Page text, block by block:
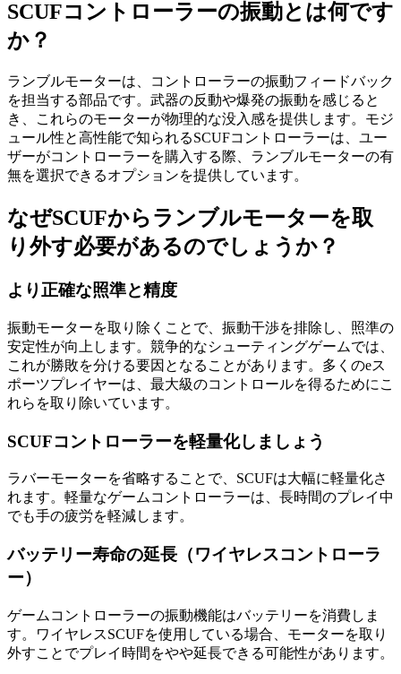
SCUFコントローラーの振動とは何です
か？
ランブルモーターは、コントローラーの振動フィードバック
を担当する部品です。武器の反動や爆発の振動を感じると
き、これらのモーターが物理的な没入感を提供します。モジ
ュール性と高性能で知られるSCUFコントローラーは、ユー
ザーがコントローラーを購入する際、ランブルモーターの有
無を選択できるオプションを提供しています。
なぜSCUFからランブルモーターを取
り外す必要があるのでしょうか？
より正確な照準と精度
振動モーターを取り除くことで、振動干渉を排除し、照準の
安定性が向上します。競争的なシューティングゲームでは、
これが勝敗を分ける要因となることがあります。多くのeス
ポーツプレイヤーは、最大級のコントロールを得るためにこ
れらを取り除いています。
SCUFコントローラーを軽量化しましょう
ラバーモーターを省略することで、SCUFは大幅に軽量化さ
れます。軽量なゲームコントローラーは、長時間のプレイ中
でも手の疲労を軽減します。
バッテリー寿命の延長（ワイヤレスコントローラ
ー）
ゲームコントローラーの振動機能はバッテリーを消費しま
す。ワイヤレスSCUFを使用している場合、モーターを取り
外すことでプレイ時間をやや延長できる可能性があります。